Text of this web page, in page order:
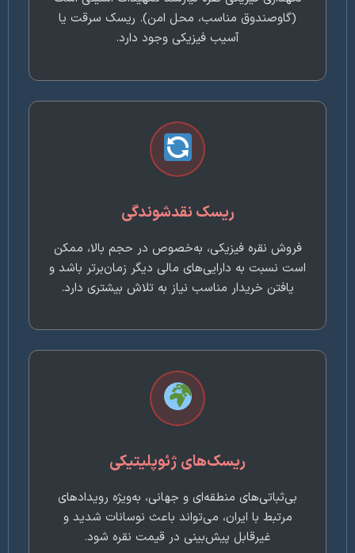
(گاوصندوق مناسب، محل امن). ریسک سرقت یا
آسیب فیزیکی وجود دارد.
ریسک نقدشوندگی
فروش نقره فیزیکی، به‌خصوص در حجم بالا، ممکن
است نسبت به دارایی‌های مالی دیگر زمان‌برتر باشد و
یافتن خریدار مناسب نیاز به تلاش بیشتری دارد.
ریسک‌های ژئوپلیتیکی
بی‌ثباتی‌های منطقه‌ای و جهانی، به‌ویژه رویدادهای
مرتبط با ایران، می‌تواند باعث نوسانات شدید و
غیرقابل پیش‌بینی در قیمت نقره شود.